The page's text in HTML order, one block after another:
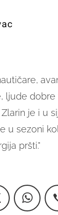
ljude dobre
je i u
u sezoni
pršti."